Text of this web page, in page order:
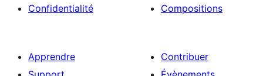
Confidentialité
Compositions
Apprendre
Contribuer